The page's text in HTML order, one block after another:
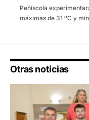
Peñíscola
máximas de 31 ºC y
Otras noticias